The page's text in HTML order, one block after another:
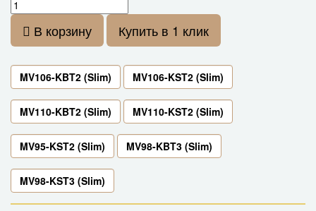
В корзину Купить в 1 клик
MV106-KBT2 (Slim) MV106-KST2 (Slim)
MV110-KBT2 (Slim) MV110-KST2 (Slim)
MV95-KST2 (Slim) MV98-KBT3 (Slim)
MV98-KST3 (Slim)